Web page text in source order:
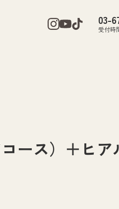
03-
受付時
コース）＋ヒ